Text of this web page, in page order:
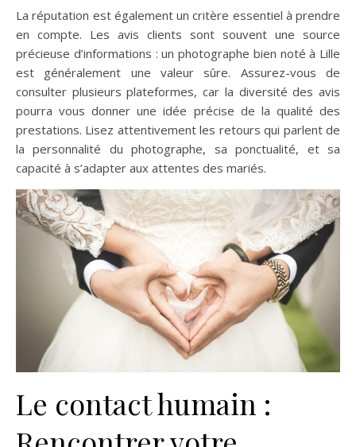
La réputation est également un critère essentiel à prendre
en compte. Les avis clients sont souvent une source
précieuse d’informations : un photographe bien noté à Lille
est généralement une valeur sûre. Assurez-vous de
consulter plusieurs plateformes, car la diversité des avis
pourra vous donner une idée précise de la qualité des
prestations. Lisez attentivement les retours qui parlent de
la personnalité du photographe, sa ponctualité, et sa
capacité à s’adapter aux attentes des mariés.
Le contact humain :